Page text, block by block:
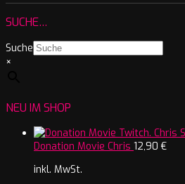
SUCHE…
Suche
×
NEU IM SHOP
Donation Movie Chris 12,90 €
inkl. MwSt.